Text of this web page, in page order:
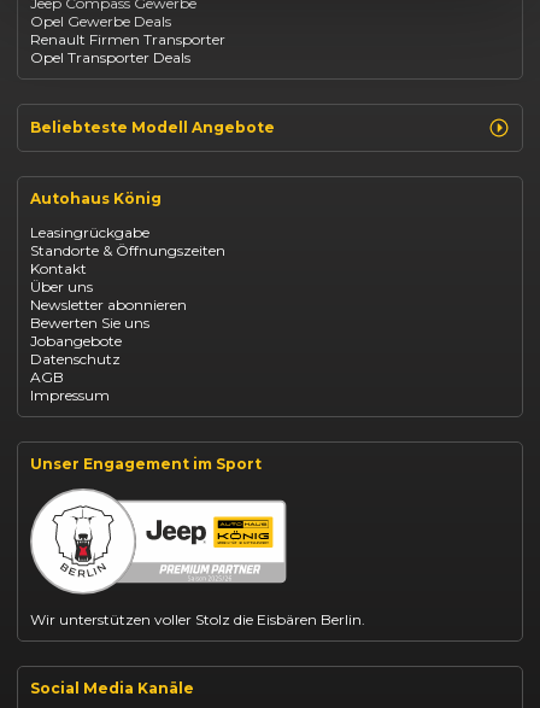
Kia
Mazda
Citroën
Abarth
Fiat Professional
Opel Gewerbe Deals
Renault Firmen Transporter
Opel Transporter Deals
Beliebteste Modell Angebote
Renault Arkana Leasing
Renault Captur Leasing
Opel Astra leasen
Opel Mokka kaufen
Opel Grandland finanzieren
Opel Vivaro Gewerbeleasing
Fiat 500 finanzieren
Fiat Panda leasen
Dacia Duster finanzieren
Dacia Sandero kaufen
Dacia Jogger leasen
Jeep Compass leasen
Jeep Renegade finanzieren
Suzuki Swift finanzieren
BYD Dolphin finanzieren
Kia Ceed finanzieren
Kia Sportage leasen
Mazda CX-30 finanzieren
Citroën C3 leasen
Autohaus König
Leasingrückgabe
Standorte & Öffnungszeiten
Kontakt
Über uns
Newsletter abonnieren
Bewerten Sie uns
Jobangebote
Datenschutz
AGB
Impressum
Unser Engagement im Sport
Wir unterstützen voller Stolz die Eisbären Berlin.
Social Media Kanäle